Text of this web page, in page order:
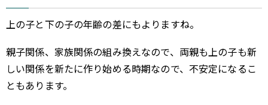
上の子と下の子の年齢の差にもよりますね。
親子関係、家族関係の組み換えなので、両親も上の子も新
しい関係を新たに作り始める時期なので、不安定になるこ
ともあります。